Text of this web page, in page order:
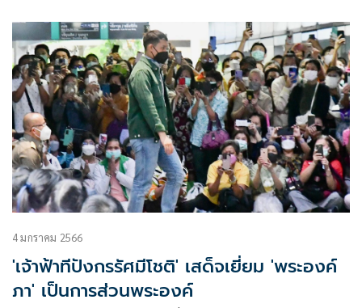
4 มกราคม 2566
'เจ้าฟ้าทีปังกรรัศมีโชติ' เสด็จเยี่ยม 'พระองค์
ภา' เป็นการส่วนพระองค์